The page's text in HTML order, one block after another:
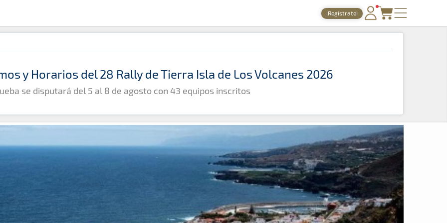
¡Regístrate!
PORTADA
TIEMPOS ONLINE
GALERÍAS
TIENDA
ARCHIVO
y Horarios del 28 Rally de Tierra Isla de Los Volcanes 2026
se disputará del 5 al 8 de agosto con 43 equipos inscritos